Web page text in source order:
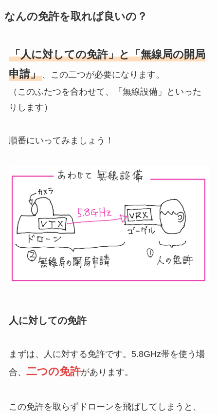
なんの免許を取れば良いの？
「人に対しての免許」と「無線局の開局
申請」、この二つが必要になります。
（このふたつを合わせて、「無線設備」といった
りします）
順番にいってみましょう！
人に対しての免許
まずは、人に対する免許です。5.8GHz帯を使う場
合、 二つの免許があります。
この免許を取らずドローンを飛ばしてしまうと、